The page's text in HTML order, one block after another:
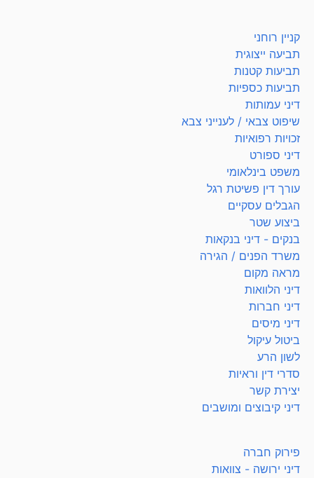
קניין רוחני
תביעה ייצוגית
תביעות קטנות
תביעות כספיות
דיני עמותות
שיפוט צבאי / לענייני צבא
זכויות רפואיות
דיני ספורט
משפט בינלאומי
עורך דין פשיטת רגל
הגבלים עסקיים
ביצוע שטר
בנקים - דיני בנקאות
משרד הפנים / הגירה
מראה מקום
דיני הלוואות
דיני חברות
דיני מיסים
ביטול עיקול
לשון הרע
סדרי דין וראיות
יצירת קשר
דיני קיבוצים ומושבים
פירוק חברה
דיני ירושה - צוואות